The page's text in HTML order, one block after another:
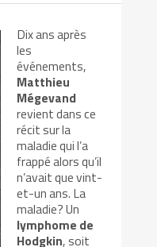
Dix ans après
les
événements,
Matthieu
Mégevand
revient dans ce
récit sur la
maladie qui l’a
frappé alors qu’il
n’avait que vint-
et-un ans. La
maladie? Un
lymphome de
Hodgkin, soit